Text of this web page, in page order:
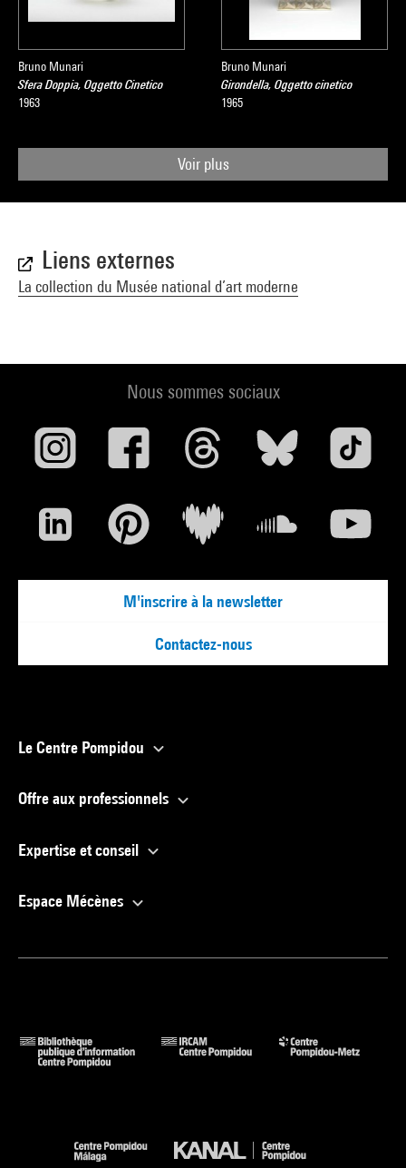
Bruno Munari
Sfera Doppia, Oggetto Cinetico
1963
Bruno Munari
Girondella, Oggetto cinetico
1965
Voir plus
Liens externes
La collection du Musée national d’art moderne
Nous sommes sociaux
M'inscrire à la newsletter
Contactez-nous
Le Centre Pompidou
Offre aux professionnels
Expertise et conseil
Espace Mécènes